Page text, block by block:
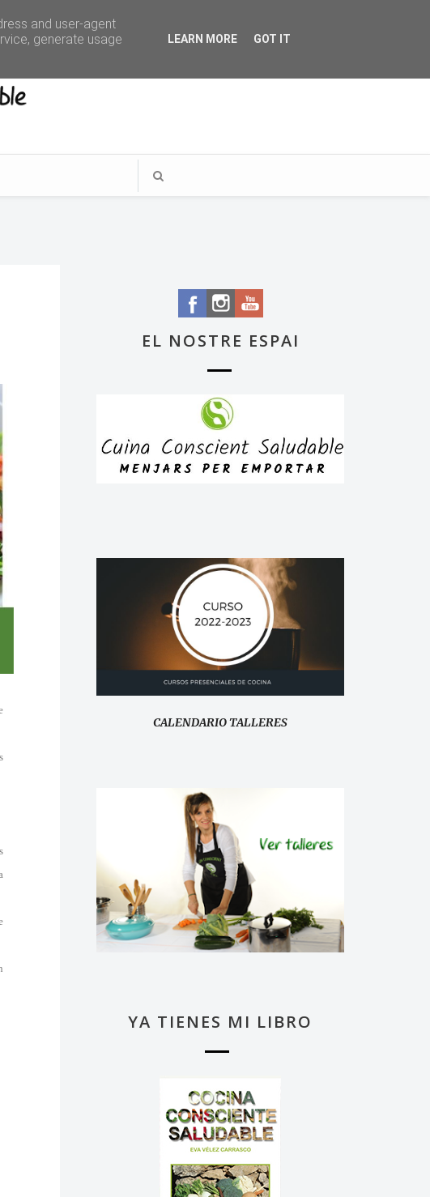
EL NOSTRE ESPAI
CALENDARIO TALLERES
YA TIENES MI LIBRO
and user-agent
generate usage
LEARN MORE GOT IT